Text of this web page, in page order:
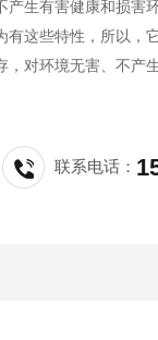
产生有害健康和损害
有这些特性，所以，
对环境无害、不产
联系电话：